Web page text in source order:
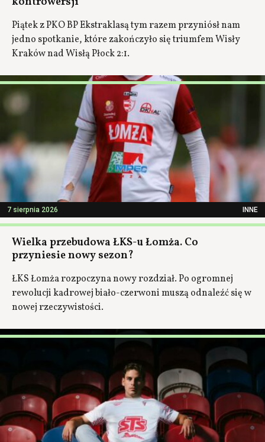
Piątek z PKO BP Ekstraklasą tym razem przyniósł nam
jedno spotkanie, które zakończyło się triumfem Wisły
Kraków nad Wisłą Płock 2:1.
7 sierpnia 2026 INNE
Wielka przebudowa ŁKS-u Łomża. Co
przyniesie nowy sezon?
ŁKS Łomża rozpoczyna nowy rozdział. Po ogromnej
rewolucji kadrowej biało-czerwoni muszą odnaleźć się w
nowej rzeczywistości.